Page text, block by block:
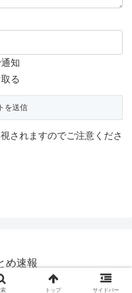
知
る
されますのでご注意くださ
め速報
とめ速報.
トップ サイドバー